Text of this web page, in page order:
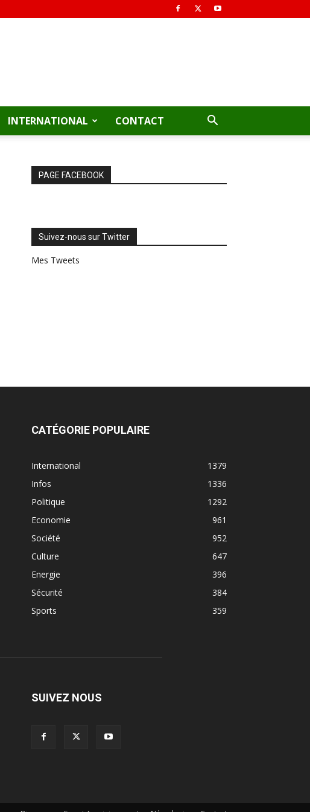
INTERNATIONAL CONTACT
PAGE FACEBOOK
Suivez-nous sur Twitter
Mes Tweets
CATÉGORIE POPULAIRE
International
1379
Infos
1336
Politique
1292
Economie
961
Société
952
Culture
647
Energie
396
Sécurité
384
Sports
359
SUIVEZ NOUS